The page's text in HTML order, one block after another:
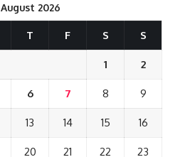
August 2026
T F S S
1 2
6 7 8 9
13 14 15 16
20 21 22 23